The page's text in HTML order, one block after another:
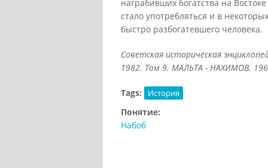
награбивших богатства на
стало употребляться и в
быстро разбогатевшего человека.
Советская историческая
1982. Том 9. МАЛЬТА - НАХИМОВ.
Tags: История
Понятие:
Набоб